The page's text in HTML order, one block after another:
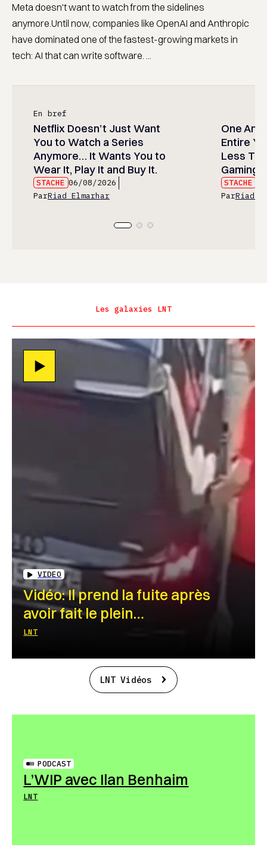
Meta doesn't want to watch from the sidelines
anymore.Until now, companies like OpenAI and Anthropic
have dominated one of the fastest-growing markets in
tech: AI that can write software. ...
En bref
Netflix Doesn’t Just Want
You to Watch a Series
Anymore… It Wants You to
Wear It, Play It and Buy It.
STACHE 06/08/2026
ParRiad Elmarhar
One
Entire
Less
Gaming
STACHE
ParRiad
Les galaxies LNT
VIDEO
Vidéo: Il prend la fuite après
avoir fait le plein…
LNT
LNT Vidéos
PODCAST
L’WIP avec Ilan Benhaim
LNT